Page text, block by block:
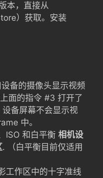
本，直接从
）获取。安装
备的摄像头显示视频
面的指令 #3 打开了
设备屏幕不会显示视
中。
ISO 和白平衡 相机设
. （白平衡目前仅适用
工作区中的十字准线